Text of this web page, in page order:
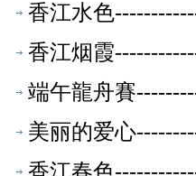
香江水色
香江烟霞
端午龍舟賽
美丽的爱心